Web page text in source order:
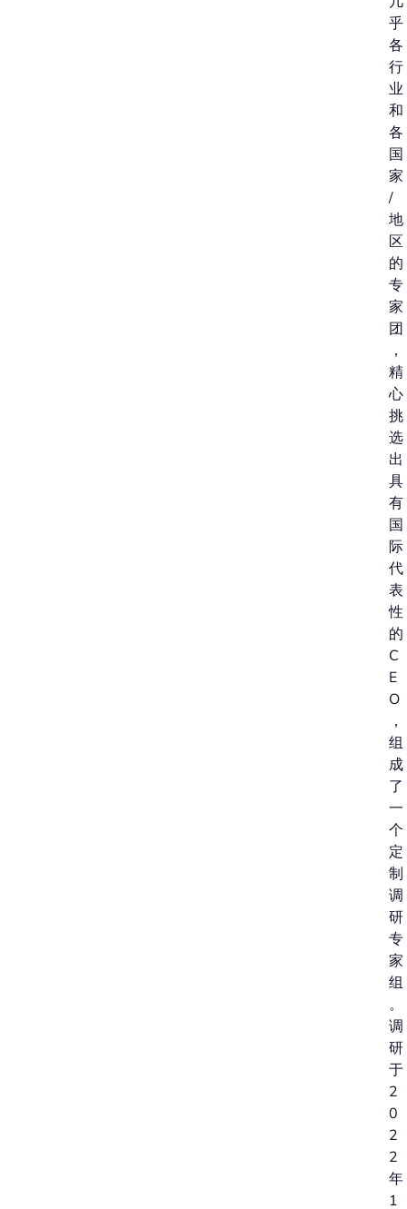
乎
各
行
业
和
各
国
家
/
地
区
的
专
家
团
，
精
心
挑
选
出
具
有
国
际
代
表
性
的
C
E
O
，
组
成
了
一
个
定
制
调
研
专
家
组
。
调
研
于
2
0
2
2
年
1